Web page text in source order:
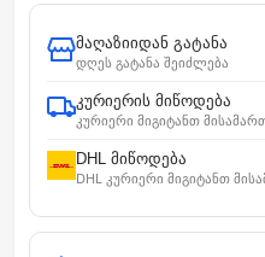
მაღაზიიდან გატანა
დღეს გატანა შეიძლება
კურიერის მიწოდება
კურიერი მიგიტანთ
DHL მიწოდება
DHL კურიერი მიგიტანთ